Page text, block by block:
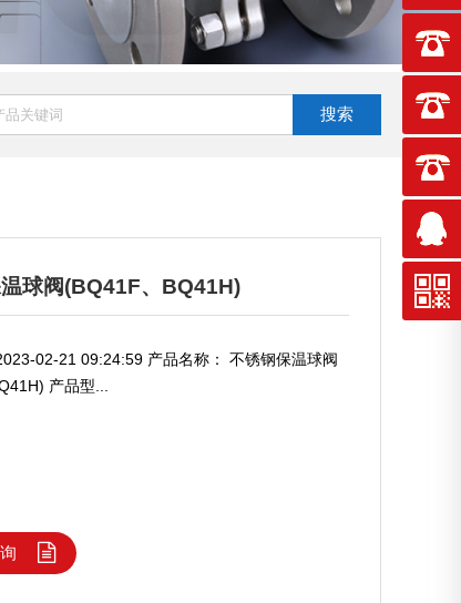
搜索
球阀(BQ41F、BQ41H)
02-21 09:24:59 产品名称： 不锈钢保温球阀
产品型...